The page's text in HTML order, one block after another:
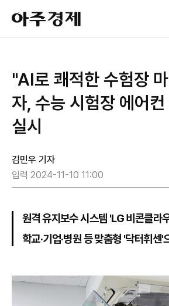
아
주
경
"AI로 쾌적한 수험장
자, 수능 시험장 에어
실시
김민우 기자
입력 2024-11-10 11:00
원격 유지보수 시스템 'LG 비콘클라
학교·기업·병원 등 맞춤형 '닥터휘센